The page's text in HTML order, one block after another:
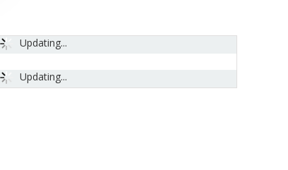
Updating...
Updating...